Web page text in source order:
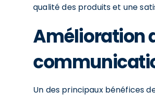
qualité des produits et une
Amélioration
Un des principaux bénéfices